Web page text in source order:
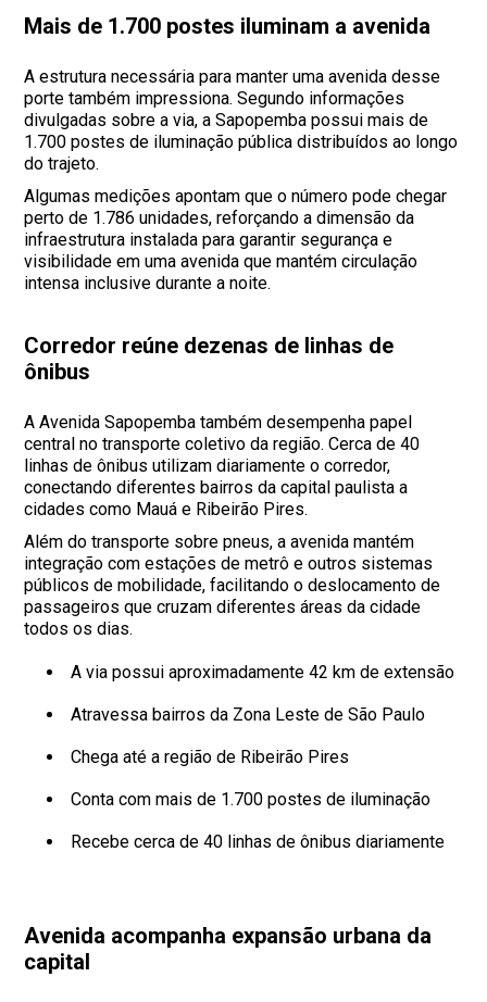
Mais de 1.700 postes iluminam a avenida
A estrutura necessária para manter uma avenida desse
porte também impressiona. Segundo informações
divulgadas sobre a via, a Sapopemba possui mais de
1.700 postes de iluminação pública distribuídos ao longo
do trajeto.
Algumas medições apontam que o número pode chegar
perto de 1.786 unidades, reforçando a dimensão da
infraestrutura instalada para garantir segurança e
visibilidade em uma avenida que mantém circulação
intensa inclusive durante a noite.
Corredor reúne dezenas de linhas de
ônibus
A Avenida Sapopemba também desempenha papel
central no transporte coletivo da região. Cerca de 40
linhas de ônibus utilizam diariamente o corredor,
conectando diferentes bairros da capital paulista a
cidades como Mauá e Ribeirão Pires.
Além do transporte sobre pneus, a avenida mantém
integração com estações de metrô e outros sistemas
públicos de mobilidade, facilitando o deslocamento de
passageiros que cruzam diferentes áreas da cidade
todos os dias.
A via possui aproximadamente 42 km de extensão
Atravessa bairros da Zona Leste de São Paulo
Chega até a região de Ribeirão Pires
Conta com mais de 1.700 postes de iluminação
Recebe cerca de 40 linhas de ônibus diariamente
Avenida acompanha expansão urbana da
capital